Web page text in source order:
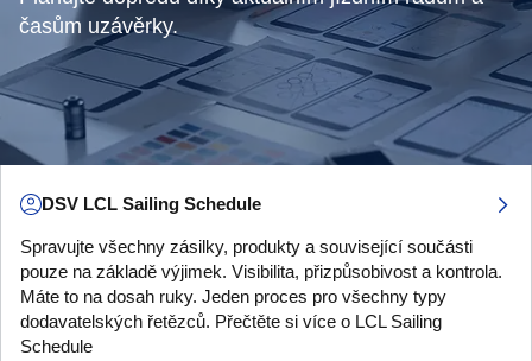
časům uzávěrky.
DSV LCL Sailing Schedule
Spravujte všechny zásilky, produkty a související součásti
pouze na základě výjimek. Visibilita, přizpůsobivost a kontrola.
Máte to na dosah ruky. Jeden proces pro všechny typy
dodavatelských řetězců. Přečtěte si více o LCL Sailing
Schedule